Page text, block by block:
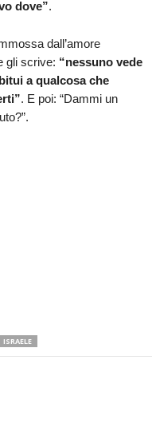
dove”.
dall’amore
gli scrive: “nessuno vede
a qualcosa che
. E poi: “Dammi un
ISRAELE